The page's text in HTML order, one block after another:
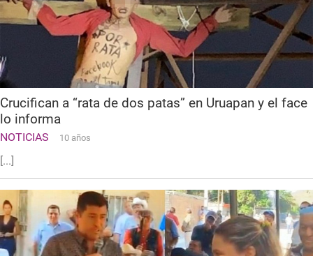
Crucifican a “rata de dos patas” en Uruapan y el face
lo informa
NOTICIAS 10 años
[...]